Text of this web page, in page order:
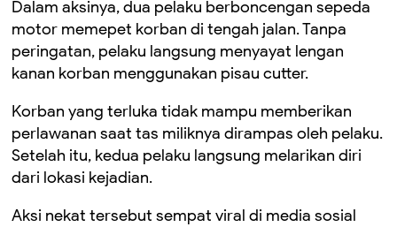
Dalam aksinya, dua pelaku berboncengan sepeda
motor memepet korban di tengah jalan. Tanpa
peringatan, pelaku langsung menyayat lengan
kanan korban menggunakan pisau cutter.
Korban yang terluka tidak mampu memberikan
perlawanan saat tas miliknya dirampas oleh pelaku.
Setelah itu, kedua pelaku langsung melarikan diri
dari lokasi kejadian.
Aksi nekat tersebut sempat viral di media sosial